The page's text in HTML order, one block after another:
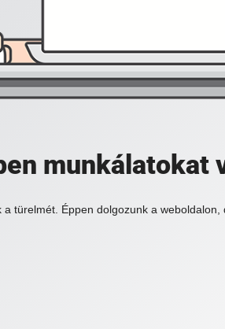
munkálatokat
a türelmét. Éppen dolgozunk a weboldalon,